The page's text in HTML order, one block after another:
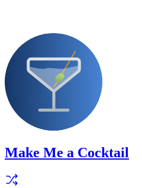
Make Me a Cocktail